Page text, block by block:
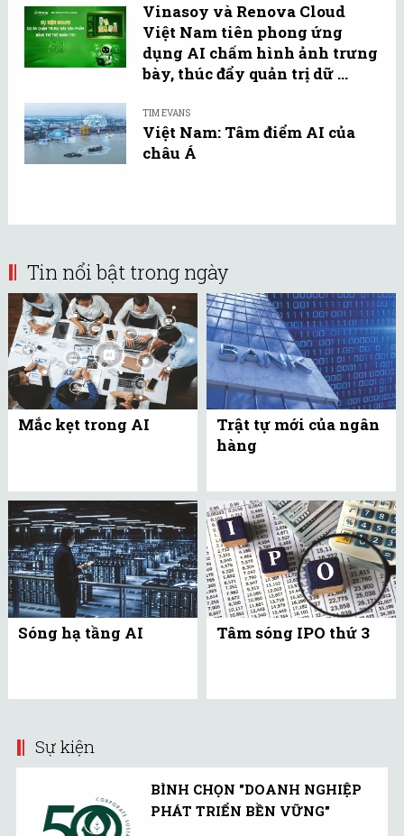
Vinasoy và Renova Cloud
Việt Nam tiên phong ứng
dụng AI chấm hình ảnh trưng
bày, thúc đẩy quản trị dữ ...
TIM EVANS
Việt Nam: Tâm điểm AI của
châu Á
Tin nổi bật trong ngày
Mắc kẹt trong AI
Trật tự mới của ngân
hàng
Sóng hạ tầng AI Tâm sóng IPO thứ 3
Sự kiện
BÌNH CHỌN "DOANH NGHIỆP
PHÁT TRIỂN BỀN VỮNG"